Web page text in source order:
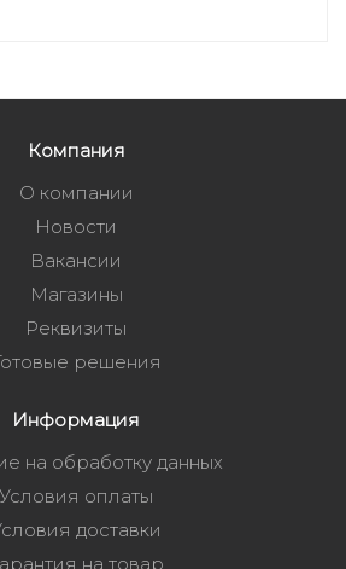
Компания
О компании
Новости
Вакансии
Магазины
Реквизиты
решения
Информация
на обработку данных
Условия оплаты
доставки
на товар